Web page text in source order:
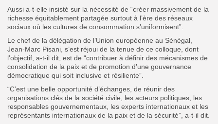
Aussi a-t-elle insisté sur la nécessité de “créer massivement de la
richesse équitablement partagée surtout à l’ère des réseaux
sociaux où les cultures de consommation s’uniformisent”.
Le chef de la délégation de l’Union européenne au Sénégal,
Jean-Marc Pisani, s’est réjoui de la tenue de ce colloque, dont
l’objectif, a-t-il dit, est de “contribuer à définir des mécanismes de
consolidation de la paix et de promotion d’une gouvernance
démocratique qui soit inclusive et résiliente”.
“C’est une belle opportunité d’échanges, de réunir des
organisations clés de la société civile, les acteurs politiques, les
responsables gouvernementaux, les experts internationaux et les
représentants internationaux de la paix et de la sécurité”, a-t-il dit.